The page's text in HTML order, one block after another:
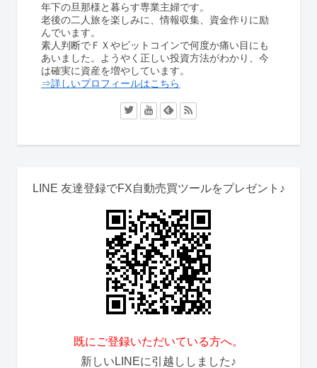
年下の旦那様と暮らす専業主婦です。
老後の二人旅を楽しみに、情報収集、資金作りに励
んでいます。
素人判断でＦＸやビットコインで何度か痛い目にも
あいました。ようやく正しい投資方法がわかり、今
は確実に資産を増やしています。
⇒詳しいプロフィールはこちら
LINE 友達登録でFX自動売買ツールをプレゼント♪
既にご登録いただいている方へ。
新しいLINEに引越ししました♪